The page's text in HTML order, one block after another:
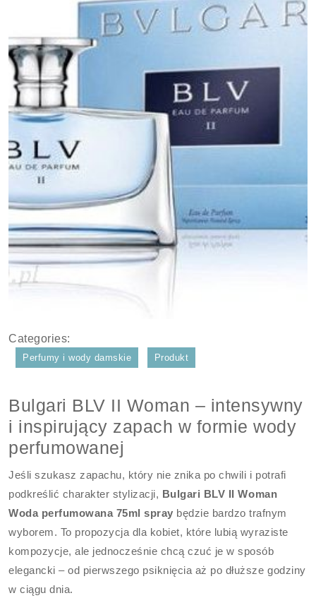
Categories:
Perfumy i wody damskie Produkt
Bulgari BLV II Woman – intensywny
i inspirujący zapach w formie wody
perfumowanej
Jeśli szukasz zapachu, który nie znika po chwili i potrafi
podkreślić charakter stylizacji, Bulgari BLV II Woman
Woda perfumowana 75ml spray będzie bardzo trafnym
wyborem. To propozycja dla kobiet, które lubią wyraziste
kompozycje, ale jednocześnie chcą czuć je w sposób
elegancki – od pierwszego psiknięcia aż po dłuższe godziny
w ciągu dnia.